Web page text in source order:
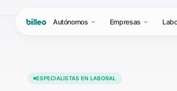
Autónomos Empresas
ESPECIALISTAS EN LABORAL